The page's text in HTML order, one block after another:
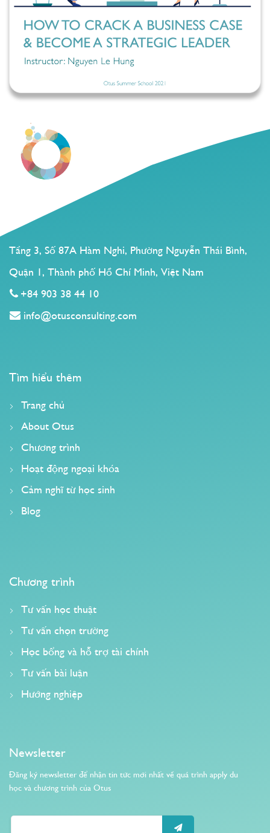
Tầng 3, Số 87A Hàm Nghi, Phường Nguyễn Thái Bình,
Quận 1, Thành phố Hồ Chí Minh, Việt Nam
+84 903 38 44 10
info@otusconsulting.com
Tìm hiểu thêm
Trang chủ
About Otus
Chương trình
Hoạt động ngoại khóa
Cảm nghĩ từ học sinh
Blog
Chương trình
Tư vấn học thuật
Tư vấn chọn trường
Học bổng và hỗ trợ tài chính
Tư vấn bài luận
Hướng nghiệp
Newsletter
Đăng ký newsletter để nhận tin tức mới nhất về quá trình apply du
học và chương trình của Otus